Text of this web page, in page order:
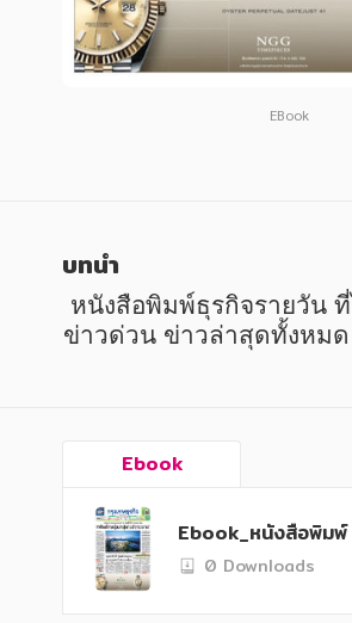
การเกษตร ชีววิทยา
การเรียน การศึกษา
เทคโนโลยี การสื่อสาร วิทยาศาสตร์
การพัฒนาตนเอง
ความรู้ทั่วไป
การ์ตูนความรู้ การ์ตูน
การเกษตร ชีววิทยา
การเรียน การศึกษา
เทคโนโลยี การสื่อสาร วิทยาศาสตร์
การพัฒนาตนเอง
ความรู้ทั่วไป
การ์ตูนความรู้ การ์ตูน
EBook
บทนำ
ข่าวด่วน ข่าวล่าสุดทั้งหมด
Ebook
Ebook_หนังสือพิม
0 Downloads